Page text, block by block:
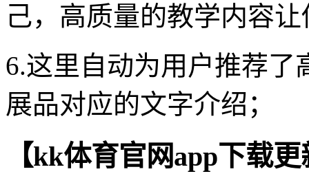
己，高质量的教学内容
6.这里自动为用户推荐
展品对应的文字介绍；
【kk体育官网app下载